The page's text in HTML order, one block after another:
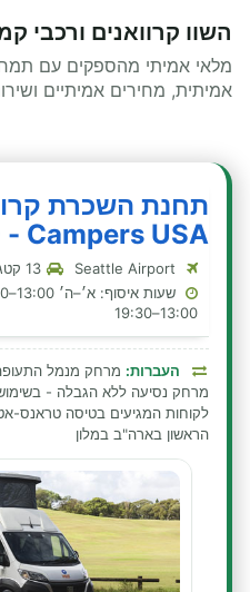
השוו קרוואנים ורכבי
מלאי אמיתי מהספקים עם
אמיתית, מחירים אמיתיים
Campers USA - קנט
13:00–19:30
העברות: מרחק מנמל התעופה: 13
מרחק נסיעה ללא הגבלה -
לקוחות המגיעים בטיסה טראנס-
הראשון בארה"ב במלון